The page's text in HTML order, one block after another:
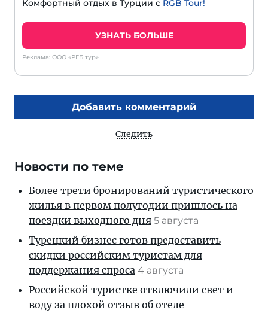
Комфортный отдых в Турции с RGB Tour!
УЗНАТЬ БОЛЬШЕ
Реклама: ООО «РГБ тур»
Добавить комментарий
Следить
Новости по теме
Более трети бронирований туристического
жилья в первом полугодии пришлось на
поездки выходного дня 5 августа
Турецкий бизнес готов предоставить
скидки российским туристам для
поддержания спроса 4 августа
Российской туристке отключили свет и
воду за плохой отзыв об отеле